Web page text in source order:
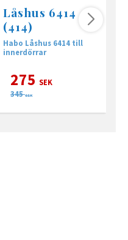
Låshus 6414
(414)
Habo Låshus 6414 till
innerdörrar
275 SEK
345 SEK